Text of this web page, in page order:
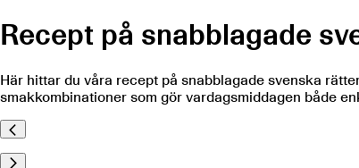
Recept på snabblagade
Här hittar du våra recept på snabblagade svenska
smakkombinationer som gör vardagsmiddagen både